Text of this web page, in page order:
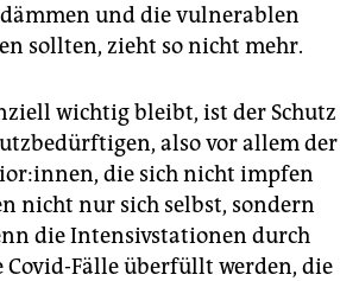
und die vulnerablen
sollten, zieht so nicht mehr.
wichtig bleibt, ist der Schutz
also vor allem der
die sich nicht impfen
nicht nur sich selbst, sondern
die Intensivstationen durch
Covid-Fälle überfüllt werden, die